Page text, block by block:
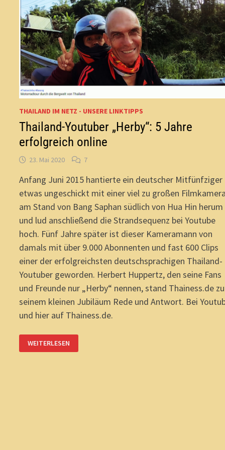
THAILAND IM NETZ - UNSERE LINKTIPPS
Thailand-Youtuber „Herby“: 5 Jahre
erfolgreich online
23. Mai 2020 7
Anfang Juni 2015 hantierte ein deutscher Mitfünfziger
etwas ungeschickt mit einer viel zu großen
am Stand von Bang Saphan südlich von Hua Hin herum
und lud anschließend die Strandsequenz bei Youtube
hoch. Fünf Jahre später ist dieser Kameramann von
damals mit über 9.000 Abonnenten und fast 600 Clips
einer der erfolgreichsten deutschsprachigen Thailand-
Youtuber geworden. Herbert Huppertz, den seine Fans
und Freunde nur „Herby“ nennen, stand Thainess.de zu
seinem kleinen Jubiläum Rede und Antwort. Bei
und hier auf Thainess.de.
YOUTUBER
„HERBY“:
WEITERLESEN